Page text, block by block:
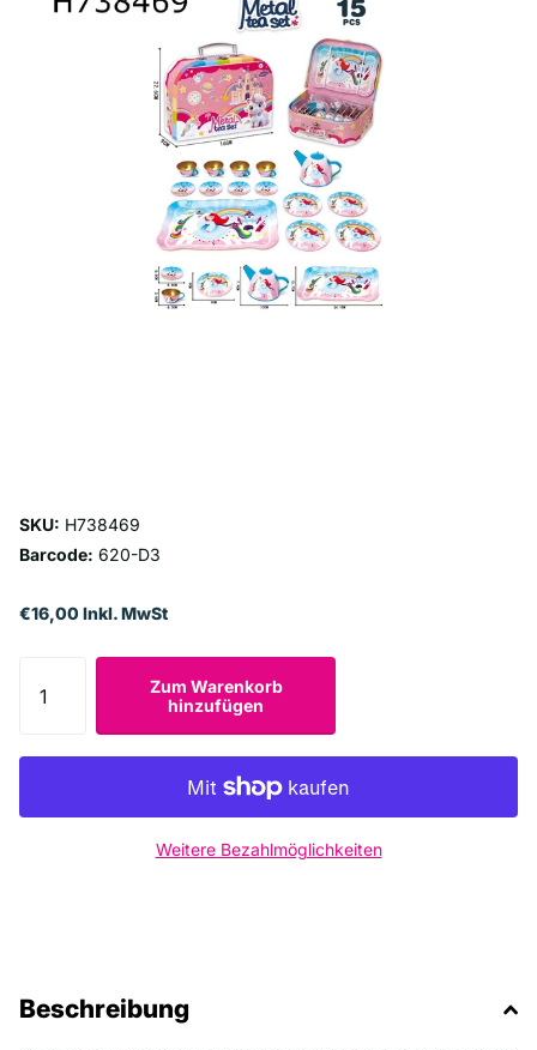
SKU: H738469
Barcode: 620-D3
€16,00 Inkl. MwSt
Zum Warenkorb
hinzufügen
Weitere Bezahlmöglichkeiten
Beschreibung